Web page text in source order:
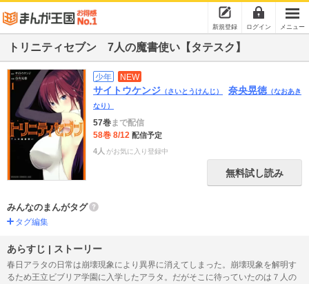
新規登録 ログイン メニュー
トリニティセブン 7人の魔書使い【タテスク】
少年 NEW
サイトウケンジ （さいとうけんじ） 奈央晃徳 （なおあき
なり）
57巻まで配信
58巻 8/12 配信予定
4人 がお気に入り登録中
無料試し読み
みんなのまんがタグ
タグ編集
あらすじ | ストーリー
春日アラタの日常は崩壊現象により異界に消えてしまった。崩壊現象を解明す
るため王立ビブリア学園に入学したアラタ。だがそこに待っていたのは７人の